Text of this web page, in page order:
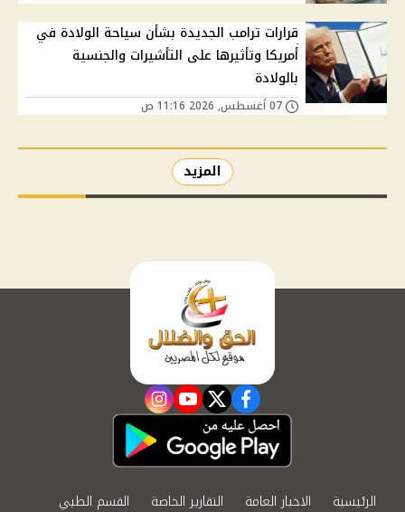
قرارات ترامب الجديدة بشأن سياحة الولادة في
أمريكا وتأثيرها على التأشيرات والجنسية
بالولادة
المزيد
facebook
twitter
youtube
instagram
الرئيسية الاخبار العامة التقارير الخاصة القسم الطبي